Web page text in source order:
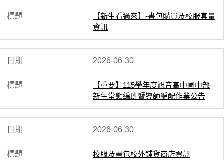
【新生看過來】-書包購買及校服套量
資訊
2026-06-30
【重要】115學年度觀音高中國中部
新生常態編班暨導師編配作業公告
2026-06-30
校服及書包校外鋪貨商店資訊